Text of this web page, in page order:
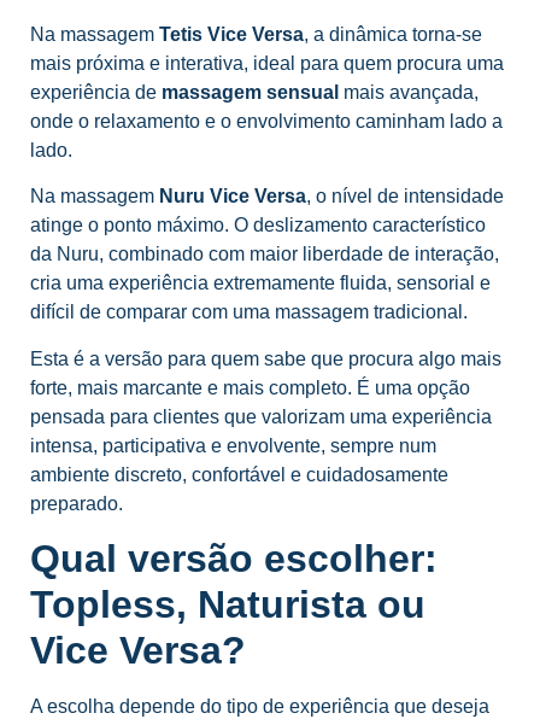
Na massagem Tetis Vice Versa, a dinâmica torna-se
mais próxima e interativa, ideal para quem procura uma
experiência de massagem sensual mais avançada,
onde o relaxamento e o envolvimento caminham lado a
lado.
Na massagem Nuru Vice Versa, o nível de intensidade
atinge o ponto máximo. O deslizamento característico
da Nuru, combinado com maior liberdade de interação,
cria uma experiência extremamente fluida, sensorial e
difícil de comparar com uma massagem tradicional.
Esta é a versão para quem sabe que procura algo mais
forte, mais marcante e mais completo. É uma opção
pensada para clientes que valorizam uma experiência
intensa, participativa e envolvente, sempre num
ambiente discreto, confortável e cuidadosamente
preparado.
Qual versão escolher:
Topless, Naturista ou
Vice Versa?
A escolha depende do tipo de experiência que deseja